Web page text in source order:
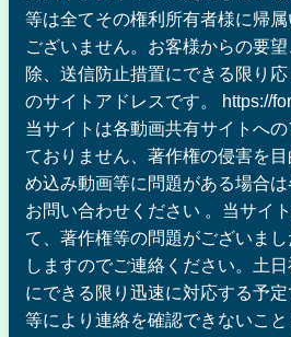
等は全てその権利所有者様に帰
ございません。お客様からの要
除、送信防止措置にできる限り
のサイトアドレスです。 https://
当サイトは各動画共有サイトへ
ておりません、著作権の侵害を
め込み動画等に問題がある場合
お問い合わせください 。当サイ
て、著作権等の問題がございま
しますのでご連絡ください。土
にできる限り迅速に対応する予
等により連絡を確認できないこと